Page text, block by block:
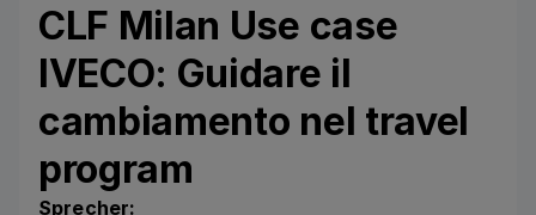
CLF Milan Use case
IVECO: Guidare il
cambiamento nel travel
program
Sprecher: